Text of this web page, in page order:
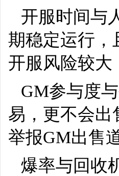
开服时间与
期稳定运行，
开服风险较大
GM参与度
易，更不会出
举报GM出售
爆率与回收